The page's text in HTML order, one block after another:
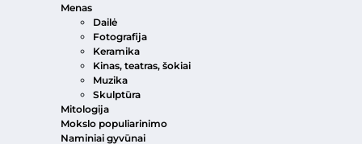
Menas
Dailė
Fotografija
Keramika
Kinas, teatras, šokiai
Muzika
Skulptūra
Mitologija
Mokslo populiarinimo
Naminiai gyvūnai